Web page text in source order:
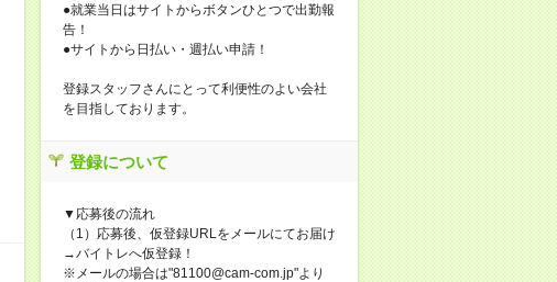
●就業当日はサイトからボタンひとつで出勤報
告！
●サイトから日払い・週払い申請！
登録スタッフさんにとって利便性のよい会社
を目指しております。
登録について
▼応募後の流れ
（1）応募後、仮登録URLをメールにてお届け
→バイトレへ仮登録！
※メールの場合は"81100@cam-com.jp"より